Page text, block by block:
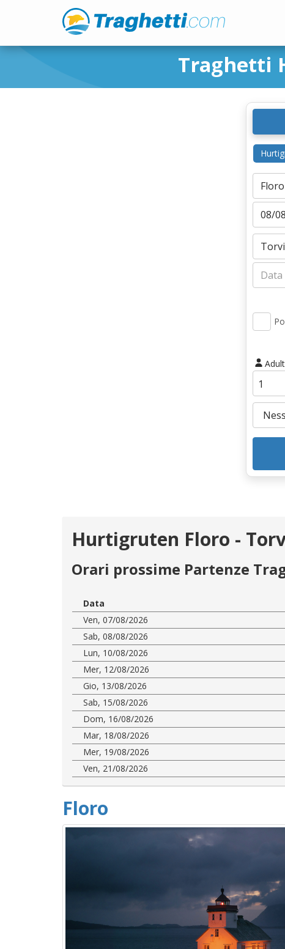
Traghetti
Hurtigruten Floro -
Orari prossime Partenze
Data
Ven, 07/08/2026
Sab, 08/08/2026
Lun, 10/08/2026
Mer, 12/08/2026
Gio, 13/08/2026
Sab, 15/08/2026
Dom, 16/08/2026
Mar, 18/08/2026
Mer, 19/08/2026
Ven, 21/08/2026
Floro